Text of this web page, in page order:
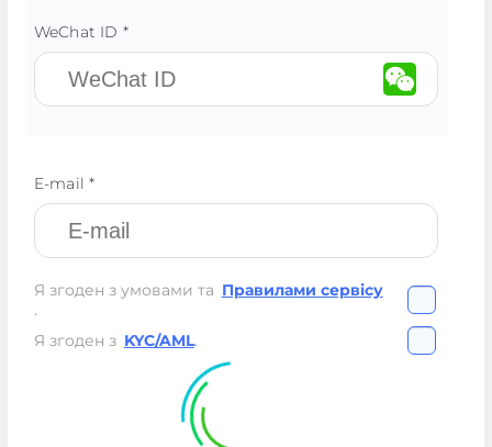
WeChat ID *
E-mail *
Я згоден з умовами та Правилами сервісу
.
Я згоден з KYC/AML.